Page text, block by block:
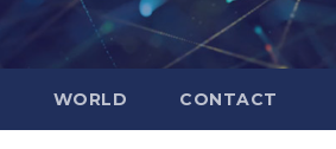
WORLD CONTACT